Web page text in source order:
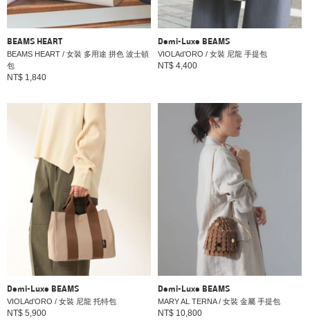
BEAMS HEART
BEAMS HEART / 女裝 多用途 拼色 波士頓
包
NT$ 1,840
Demi-Luxe BEAMS
VIOLAd’ORO / 女裝 尼龍 手提包
NT$ 4,400
Demi-Luxe BEAMS
VIOLAd’ORO / 女裝 尼龍 托特包
NT$ 5,900
Demi-Luxe BEAMS
MARY AL TERNA / 女裝 金屬 手提包
NT$ 10,800